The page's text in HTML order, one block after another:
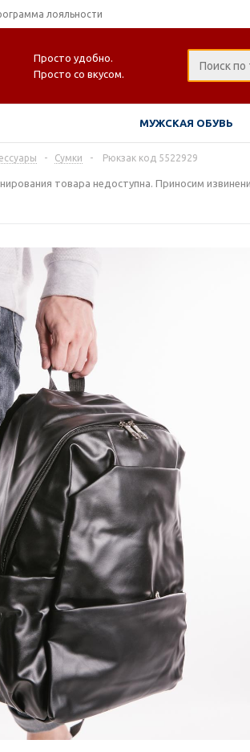
лояльности
Просто удобно.
Просто со вкусом.
МУЖСКАЯ ОБУВЬ
- Сумки - Рюкзак код 5522929
товара недоступна. Приносим